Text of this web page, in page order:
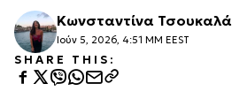
Κωνσταντίνα Τσουκαλά
Ιούν 5, 2026, 4:51 ΜΜ EEST
SHARE THIS: